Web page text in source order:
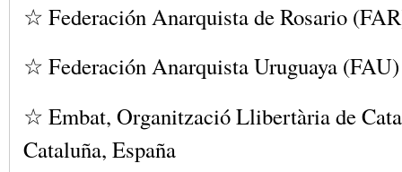
☆ Federación Anarquista de Rosario
☆ Federación Anarquista Uruguaya
☆ Embat, Organització Llibertària de
Cataluña, España